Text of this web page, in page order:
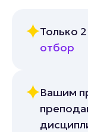
Только
отбор
Вашим